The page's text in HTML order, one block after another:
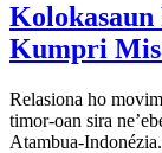
Kumpri
Relasiona ho
timor-oan sira
Atambua-